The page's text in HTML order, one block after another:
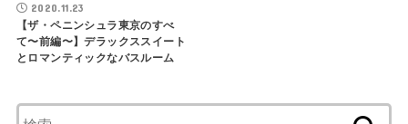
2020.11.23
【ザ・ペニンシュラ東京のすべ
て〜前編〜】デラックススイート
とロマンティックなバスルーム